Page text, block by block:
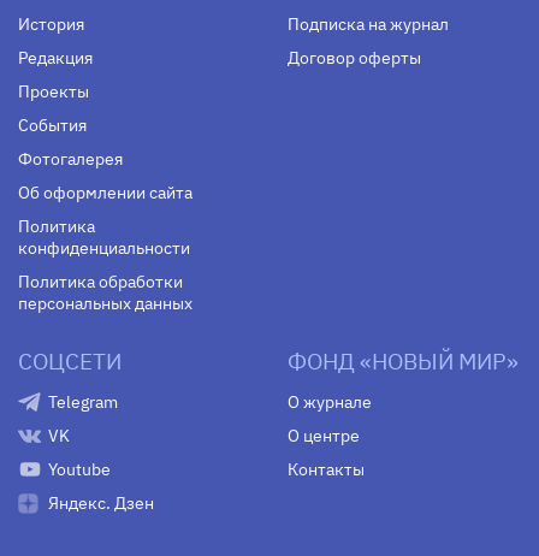
История
Редакция
Проекты
События
Фотогалерея
Об оформлении сайта
Политика
конфиденциальности
Политика обработки
персональных данных
Подписка на журнал
Договор оферты
СОЦСЕТИ
Telegram
VK
Youtube
Яндекс. Дзен
ФОНД «НОВЫЙ МИР»
О журнале
О центре
Контакты